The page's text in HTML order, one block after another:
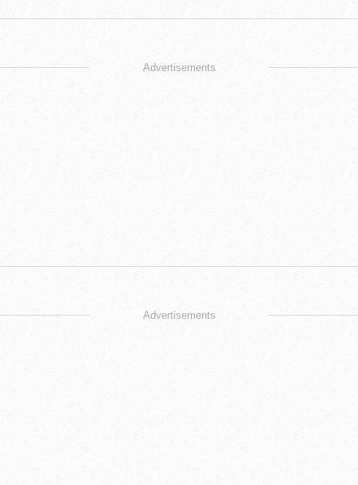
Advertisements
Advertisements